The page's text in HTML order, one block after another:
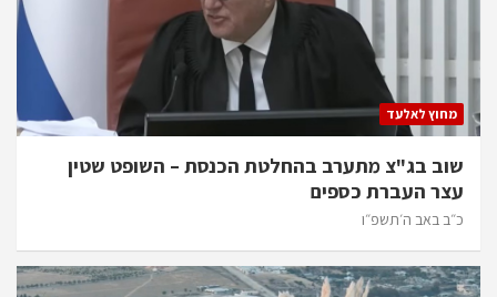
מחוץ לאלעד
שוב בג"צ מתערב בהחלטת הכנסת – השופט שטין
עצר העברת כספים
כ״ב באב ה׳תשפ״ו